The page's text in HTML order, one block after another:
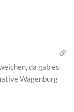
da gab es
Wagenburg